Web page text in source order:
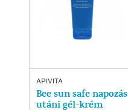
APIVITA
Bee sun safe napozás
utáni gél-krém
Ajakápolók
Hajápolás